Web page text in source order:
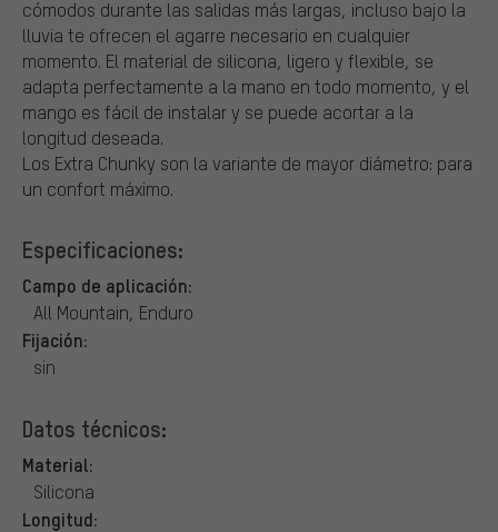
cómodos durante las salidas más largas, incluso bajo la
lluvia te ofrecen el agarre necesario en cualquier
momento. El material de silicona, ligero y flexible, se
adapta perfectamente a la mano en todo momento, y el
mango es fácil de instalar y se puede acortar a la
longitud deseada.
Los Extra Chunky son la variante de mayor diámetro: para
un confort máximo.
Especificaciones:
Campo de aplicación:
All Mountain, Enduro
Fijación:
sin
Datos técnicos:
Material:
Silicona
Longitud: